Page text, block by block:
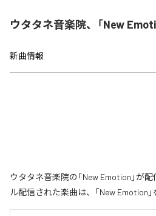
ウタタネ音楽院、「New
新曲情報
ウタタネ音楽院の「New Emotion」が
ル配信された楽曲は、「New Emotion